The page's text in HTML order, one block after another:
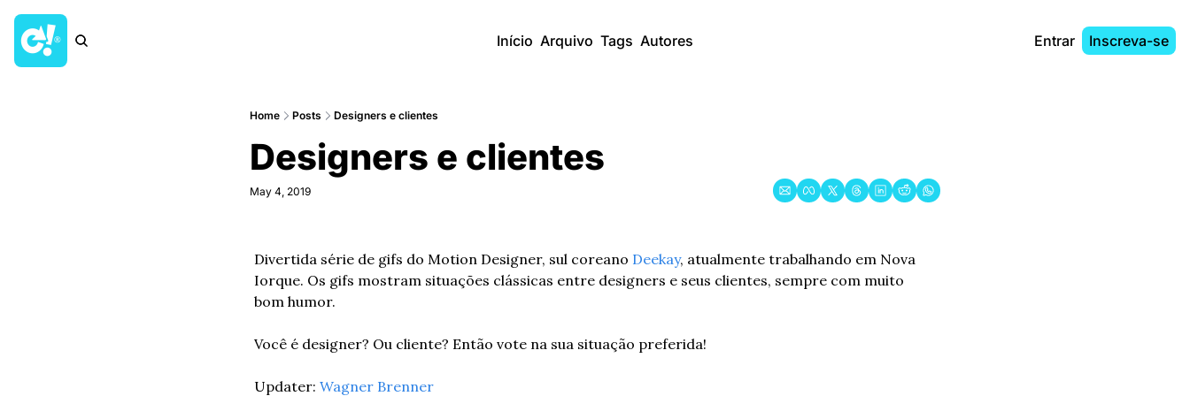
Início Arquivo Tags Autores Entrar Inscreva-se
Home Posts Designers e clientes
Designers e clientes
May 4, 2019
Divertida série de gifs do Motion Designer, sul coreano Deekay, atualmente trabalhando em Nova
Iorque. Os gifs mostram situações clássicas entre designers e seus clientes, sempre com muito
bom humor.
Você é designer? Ou cliente? Então vote na sua situação preferida!
Updater: Wagner Brenner